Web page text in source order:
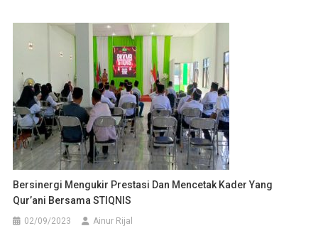
Bersinergi Mengukir Prestasi Dan Mencetak Kader Yang
Qur’ani Bersama STIQNIS
02/09/2023 Ainur Rijal